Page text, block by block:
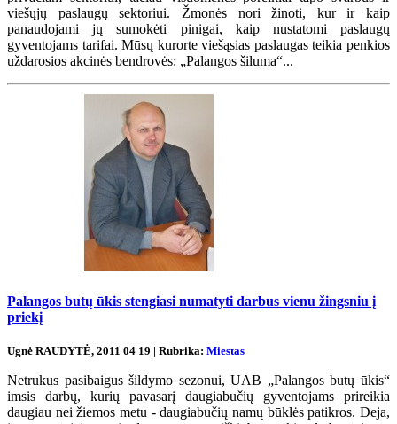
viešųjų paslaugų sektoriui. Žmonės nori žinoti, kur ir kaip
panaudojami jų sumokėti pinigai, kaip nustatomi paslaugų
gyventojams tarifai. Mūsų kurorte viešąsias paslaugas teikia penkios
uždarosios akcinės bendrovės: „Palangos šiluma“...
Palangos butų ūkis stengiasi numatyti darbus vienu žingsniu į
priekį
Ugnė RAUDYTĖ, 2011 04 19 | Rubrika: Miestas
Netrukus pasibaigus šildymo sezonui, UAB „Palangos butų ūkis“
imsis darbų, kurių pavasarį daugiabučių gyventojams prireikia
daugiau nei žiemos metu - daugiabučių namų būklės patikros. Deja,